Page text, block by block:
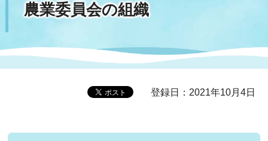
農業委員会の組織
登録日：2021年10月4日